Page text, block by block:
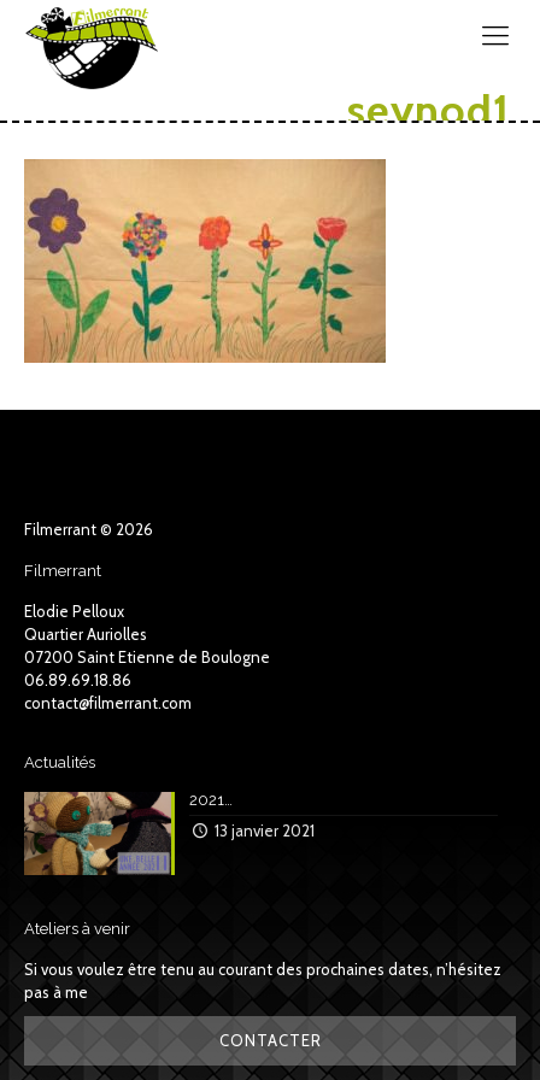
seynod1
Filmerrant © 2026
Filmerrant
Elodie Pelloux
Quartier Auriolles
07200 Saint Etienne de Boulogne
06.89.69.18.86
contact@filmerrant.com
Actualités
2021…
13 janvier 2021
Ateliers à venir
Si vous voulez être tenu au courant des prochaines dates, n’hésitez
pas à me
CONTACTER